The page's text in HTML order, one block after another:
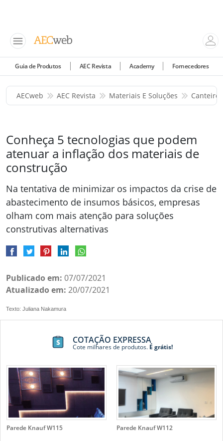
Guia de Produtos AEC Revista Academy Fornecedores
AECweb AEC Revista Materiais E Soluções Canteiro
Conheça 5 tecnologias que podem
atenuar a inflação dos materiais de
construção
Na tentativa de minimizar os impactos da crise de
abastecimento de insumos básicos, empresas
olham com mais atenção para soluções
construtivas alternativas
Publicado em: 07/07/2021
Atualizado em: 20/07/2021
Texto: Juliana Nakamura
COTAÇÃO EXPRESSA
Cote milhares de produtos.É grátis!
Parede Knauf W115 Parede Knauf W112